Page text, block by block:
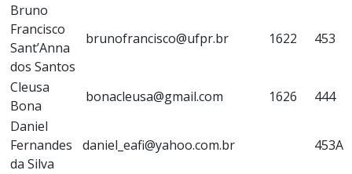
Bruno
Francisco
Sant’Anna
dos Santos
brunofrancisco@ufpr.br 1622 453
Cleusa
Bona
bonacleusa@gmail.com 1626
444
Daniel
Fernandes
da Silva
daniel_eafi@yahoo.com.br 453A